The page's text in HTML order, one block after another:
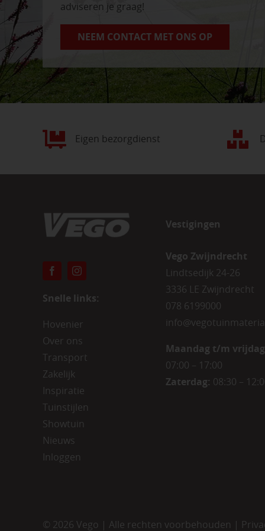
adviseren je graag!
NEEM CONTACT MET ONS OP
Eigen bezorgdienst
Snelle links:
Hovenier
Over ons
Transport
Zakelijk
Inspiratie
Tuinstijlen
Showtuin
Nieuws
Inloggen
Vestigingen
Vego Zwijndrecht
Lindtsedijk 24-26
3336 LE Zwijndrecht
078 6199000
Maandag t/m
07:00 – 17:00
Zaterdag: 08:30 –
© 2026 Vego | Alle rechten voorbehouden |